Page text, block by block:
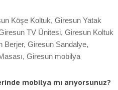
Köşe Koltuk, Giresun Yatak
TV Ünitesi, Giresun Koltuk
Berjer, Giresun Sandalye,
Giresun mobilya
mobilya mı arıyorsunuz?